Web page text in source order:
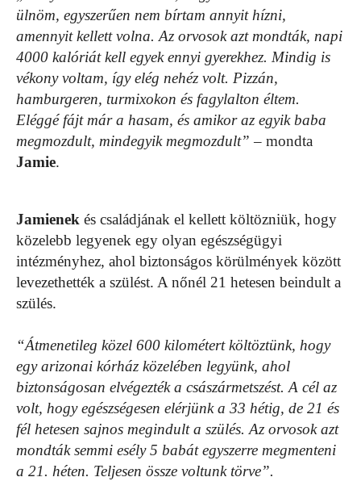
ülnöm, egyszerűen nem bírtam annyit hízni,
amennyit kellett volna. Az orvosok azt mondták, napi
4000 kalóriát kell egyek ennyi gyerekhez. Mindig is
vékony voltam, így elég nehéz volt. Pizzán,
hamburgeren, turmixokon és fagylalton éltem.
Eléggé fájt már a hasam, és amikor az egyik baba
megmozdult, mindegyik megmozdult” – mondta
Jamie.
Jamienek és családjának el kellett költözniük, hogy
közelebb legyenek egy olyan egészségügyi
intézményhez, ahol biztonságos körülmények között
levezethették a szülést. A nőnél 21 hetesen beindult a
szülés.
“Átmenetileg közel 600 kilométert költöztünk, hogy
egy arizonai kórház közelében legyünk, ahol
biztonságosan elvégezték a császármetszést. A cél az
volt, hogy egészségesen elérjünk a 33 hétig, de 21 és
fél hetesen sajnos megindult a szülés. Az orvosok azt
mondták semmi esély 5 babát egyszerre megmenteni
a 21. héten. Teljesen össze voltunk törve”.